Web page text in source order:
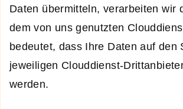
Daten übermitteln, verarbeiten wir
dem von uns genutzten
bedeutet, dass Ihre Daten auf den
jeweiligen Clouddienst-
werden.